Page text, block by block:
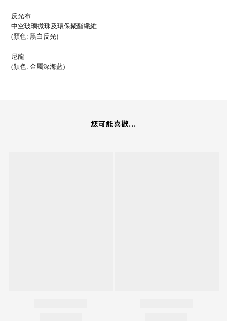
反光布
中空玻璃微珠及環保聚酯纖維
(顏色: 黑白反光)
尼龍
(顏色: 金屬深海藍)
您可能喜歡...